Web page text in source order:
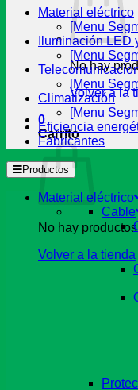
No hay
Volver a la
0
Carrito
No hay
Volver a la tienda
Material eléctrico
[Menu
Iluminación LED
[Menu
[Menu
Climatización
[Menu
Eficiencia
Fabricantes
Productos
Material eléctrico
Cable